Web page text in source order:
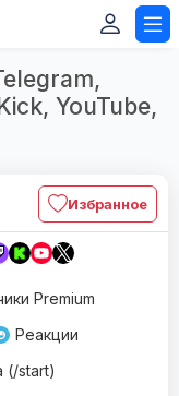
YouTube,
Избранное
Premium
Реакции
(/start)